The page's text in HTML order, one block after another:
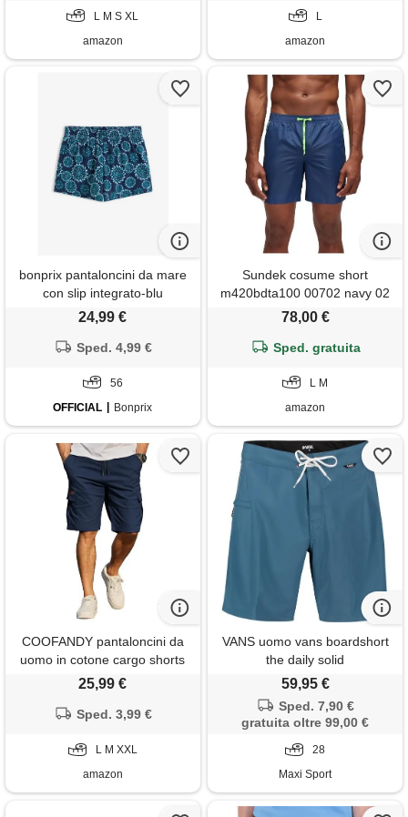
tasche
L M S XL
amazon
piscina, mare e surf
L
amazon
bonprix pantaloncini da mare
con slip integrato-blu
24,99 €
Sped. 4,99 €
56
OFFICIAL
Bonprix
Sundek cosume short
m420bdta100 00702 navy 02
col blu m/blu verde fluo
78,00 €
Sped. gratuita
L M
amazon
COOFANDY pantaloncini da
uomo in cotone cargo shorts
pantaloni casual corti vita
3xl blu viola m
25,99 €
Sped. 3,99 €
L M XXL
amazon
VANS uomo vans boardshort
the daily solid
59,95 €
Sped. 7,90 €
gratuita oltre 99,00 €
28
Maxi Sport